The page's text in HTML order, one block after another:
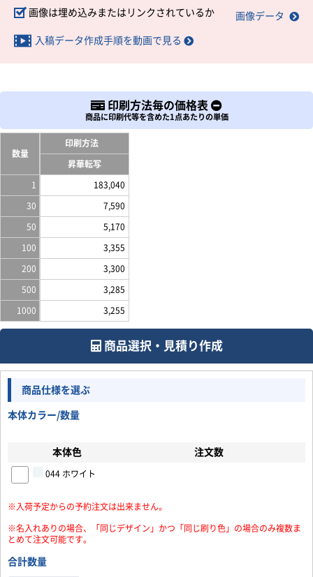
画像は埋め込みまたはリンクされているか 画像データ
入稿データ作成手順を動画で見る
印刷方法毎の価格表
商品に印刷代等を含めた1点あたりの単価
数量
印刷方法
昇華転写
1 183,040
30 7,590
50 5,170
100 3,355
200 3,300
500 3,285
1000 3,255
商品選択・見積り作成
商品仕様を選ぶ
本体カラー/数量
本体色 注文数
044 ホワイト
※入荷予定からの予約注文は出来ません。
※名入れありの場合、「同じデザイン」かつ「同じ刷り色」の場合のみ複数ま
とめて注文可能です。
合計数量